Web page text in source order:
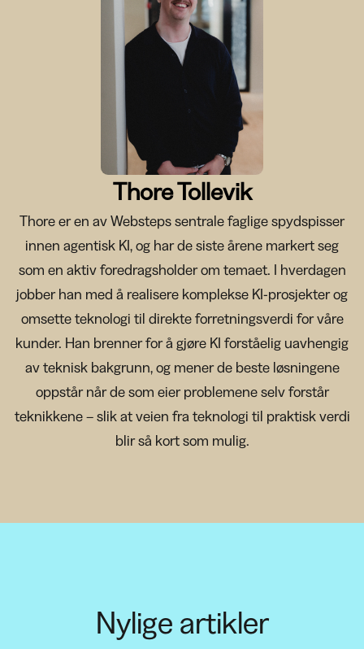
Thore Tollevik
Thore er en av Websteps sentrale faglige spydspisser
innen agentisk KI, og har de siste årene markert seg
som en aktiv foredragsholder om temaet. I hverdagen
jobber han med å realisere komplekse KI-prosjekter og
omsette teknologi til direkte forretningsverdi for våre
kunder. Han brenner for å gjøre KI forståelig uavhengig
av teknisk bakgrunn, og mener de beste løsningene
oppstår når de som eier problemene selv forstår
teknikkene – slik at veien fra teknologi til praktisk verdi
blir så kort som mulig.
Nylige artikler